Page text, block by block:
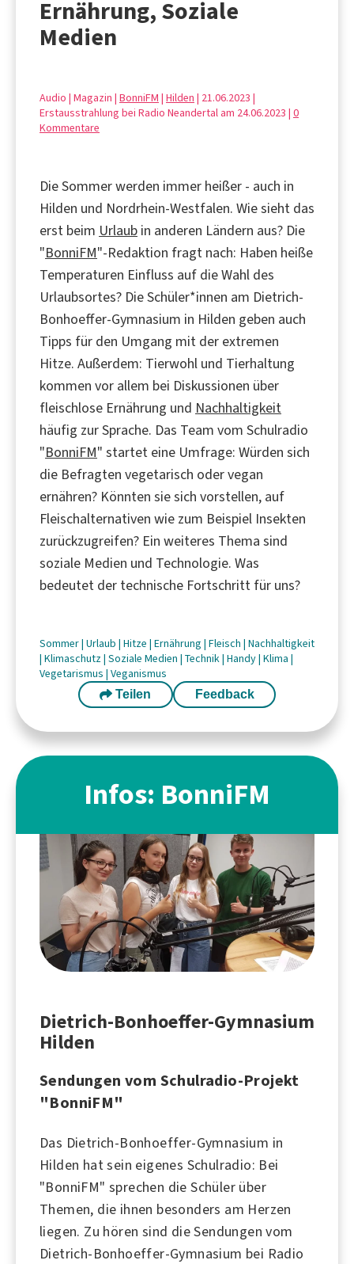
Ernährung, Soziale
Medien
Audio | Magazin | BonniFM | Hilden | 21.06.2023 |
Erstausstrahlung bei Radio Neandertal am 24.06.2023 | 0
Kommentare
Die Sommer werden immer heißer - auch in
Hilden und Nordrhein-Westfalen. Wie sieht das
erst beim Urlaub in anderen Ländern aus? Die
"BonniFM"-Redaktion fragt nach: Haben heiße
Temperaturen Einfluss auf die Wahl des
Urlaubsortes? Die Schüler*innen am Dietrich-
Bonhoeffer-Gymnasium in Hilden geben auch
Tipps für den Umgang mit der extremen
Hitze. Außerdem: Tierwohl und Tierhaltung
kommen vor allem bei Diskussionen über
fleischlose Ernährung und Nachhaltigkeit
häufig zur Sprache. Das Team vom Schulradio
"BonniFM" startet eine Umfrage: Würden sich
die Befragten vegetarisch oder vegan
ernähren? Könnten sie sich vorstellen, auf
Fleischalternativen wie zum Beispiel Insekten
zurückzugreifen? Ein weiteres Thema sind
soziale Medien und Technologie. Was
bedeutet der technische Fortschritt für uns?
Sommer| Urlaub | Hitze | Ernährung | Fleisch | Nachhaltigkeit
| Klimaschutz| Soziale Medien | Technik| Handy| Klima |
Vegetarismus | Veganismus
Teilen Feedback
Infos: BonniFM
Dietrich-Bonhoeffer-Gymnasium
Hilden
Sendungen vom Schulradio-Projekt
"BonniFM"
Das Dietrich-Bonhoeffer-Gymnasium in
Hilden hat sein eigenes Schulradio: Bei
"BonniFM" sprechen die Schüler über
Themen, die ihnen besonders am Herzen
liegen. Zu hören sind die Sendungen vom
Dietrich-Bonhoeffer-Gymnasium bei Radio